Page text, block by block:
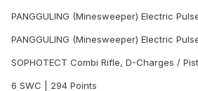
PANGGULING (Minesweeper) Electric
PANGGULING (Minesweeper) Electric
SOPHOTECT Combi Rifle, D-Charges /
6 SWC | 294 Points